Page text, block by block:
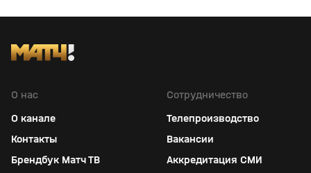
О нас
О канале
Контакты
Брендбук Матч ТВ
Сотрудничество
Телепроизводство
Вакансии
Аккредитация СМИ